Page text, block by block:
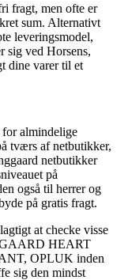
fragt, men ofte er
sum. Alternativt
leveringsmodel,
sig ved Horsens,
dine varer til et
almindelige
tværs af netbutikker,
netbutikker
på
også til herrer og
på gratis fragt.
at checke visse
HEART
OPLUK inden
sig den mindst